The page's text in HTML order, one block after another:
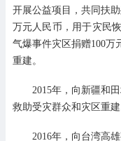
开展公益项目，共同扶
万元人民币，用于灾民
气爆事件灾区捐赠100万
重建。
2015年，向新疆和田
救助受灾群众和灾区重建
2016年，向台湾高雄